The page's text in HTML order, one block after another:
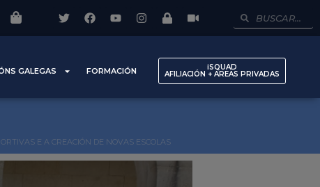
GALEGAS FORMACIÓN iSQUAD
AFILIACIÓN + AREAS PRIVADAS
E A CREACIÓN DE NOVAS ESCOLAS